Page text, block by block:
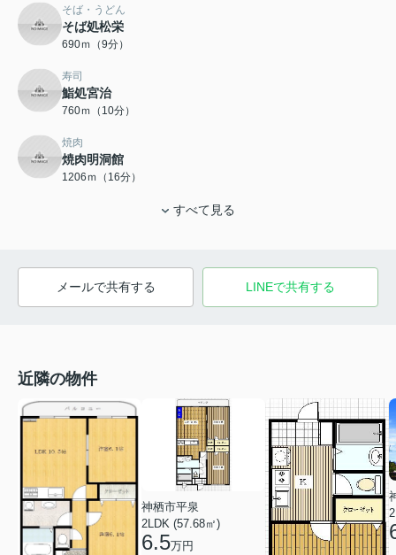
そば・うどん
そば処松栄
690ｍ（9分）
寿司
鮨処宮治
760ｍ（10分）
焼肉
焼肉明洞館
1206ｍ（16分）
すべて見る
メールで共有する LINEで共有する
近隣の物件
神栖市平泉
2LDK (57.68㎡)
6.5万円